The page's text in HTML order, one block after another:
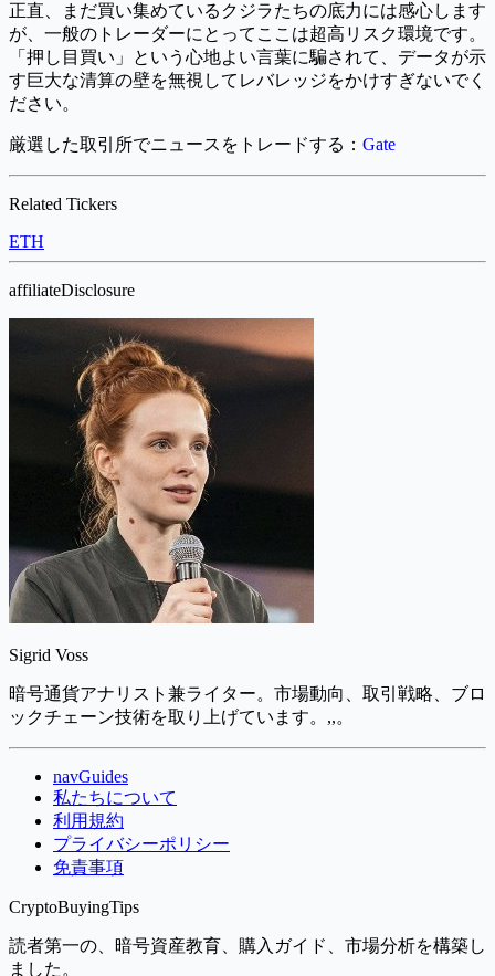
正直、まだ買い集めているクジラたちの底力には感心します
が、一般のトレーダーにとってここは超高リスク環境です。
「押し目買い」という心地よい言葉に騙されて、データが示
す巨大な清算の壁を無視してレバレッジをかけすぎないでく
ださい。
厳選した取引所でニュースをトレードする： Gate
Related Tickers
ETH
affiliateDisclosure
Sigrid Voss
暗号通貨アナリスト兼ライター。市場動向、取引戦略、ブロ
ックチェーン技術を取り上げています。,,。
navGuides
私たちについて
利用規約
プライバシーポリシー
免責事項
CryptoBuyingTips
読者第一の、暗号資産教育、購入ガイド、市場分析を構築し
ました。